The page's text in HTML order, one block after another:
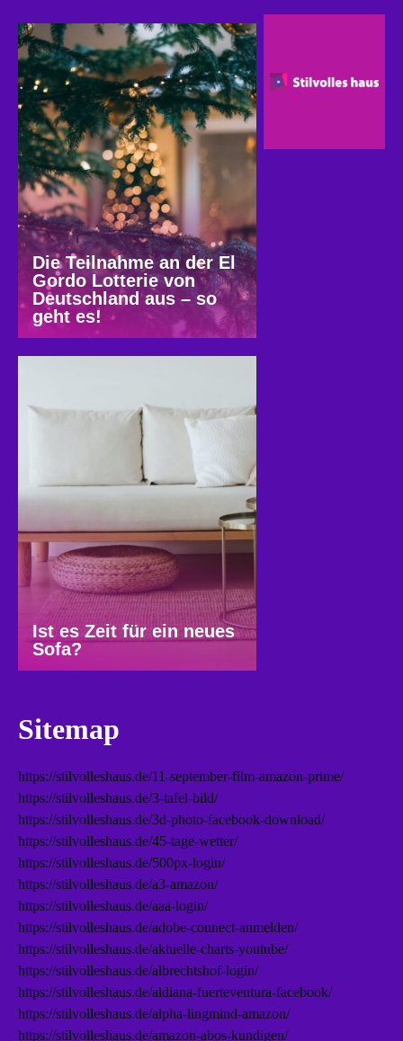
Die Teilnahme an der El
Gordo Lotterie von
Deutschland aus – so
geht es!
Ist es Zeit für ein neues
Sofa?
Sitemap
https://stilvolleshaus.de/11-september-film-amazon-prime/
https://stilvolleshaus.de/3-tafel-bild/
https://stilvolleshaus.de/3d-photo-facebook-download/
https://stilvolleshaus.de/45-tage-wetter/
https://stilvolleshaus.de/500px-login/
https://stilvolleshaus.de/a3-amazon/
https://stilvolleshaus.de/aaa-login/
https://stilvolleshaus.de/adobe-connect-anmelden/
https://stilvolleshaus.de/aktuelle-charts-youtube/
https://stilvolleshaus.de/albrechtshof-login/
https://stilvolleshaus.de/aldiana-fuerteventura-facebook/
https://stilvolleshaus.de/alpha-lingmind-amazon/
https://stilvolleshaus.de/amazon-abos-kundigen/